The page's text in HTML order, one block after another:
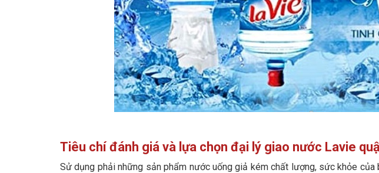
Tiêu chí đánh giá và lựa chọn đại lý giao nước Lavie
Sử dụng phải những sản phẩm nước uống giả kém chất lượng, sức khỏe của